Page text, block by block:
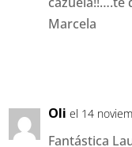
Marcela
Oli el 14
Fantástica